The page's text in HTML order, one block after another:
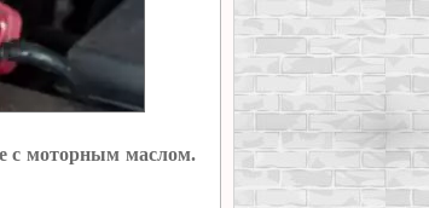
с моторным маслом.